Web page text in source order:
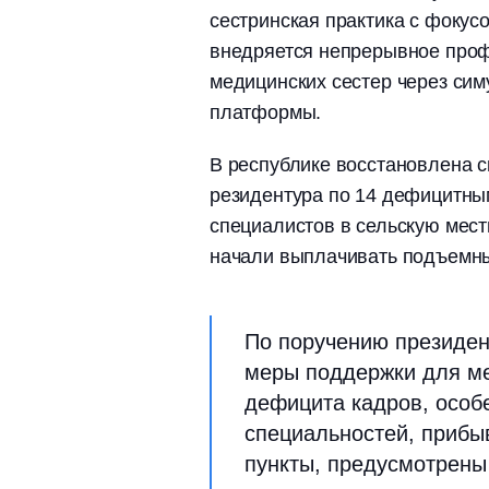
сестринская практика с
внедряется непрерывное
медицинских сестер через
платформы.
В республике восстановлена
резидентура по 14
специалистов в сельскую
начали выплачивать
По поручению
меры поддержки для
дефицита кадров,
специальностей,
пункты,